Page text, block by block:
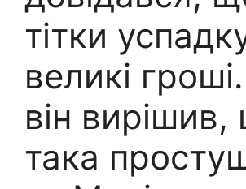
тітки
великі
він
така